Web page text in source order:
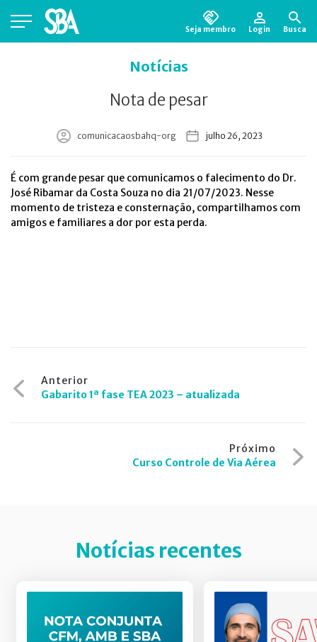
Seja membro Login Busca
Notícias
Nota de pesar
comunicacaosbahq-org julho 26, 2023
É com grande pesar que comunicamos o falecimento do Dr.
José Ribamar da Costa Souza no dia 21/07/2023. Nesse
momento de tristeza e consternação, compartilhamos com
amigos e familiares a dor por esta perda.
Navegação
de
Anterior
Gabarito 1ª fase TEA 2023 – atualizada
Próximo
Curso Controle de Via Aérea
Notícias recentes